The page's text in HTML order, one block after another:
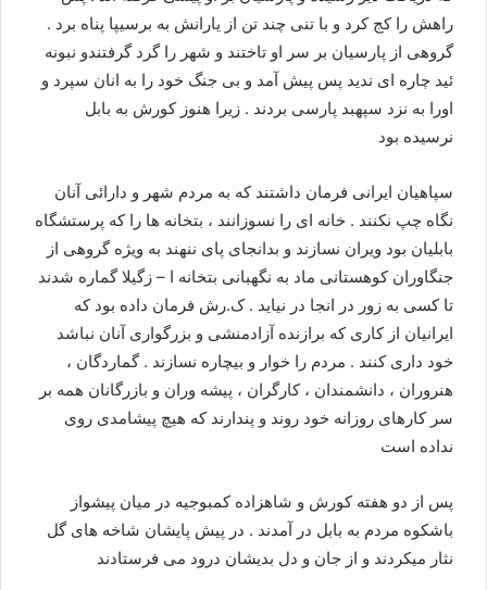
راهش را کج کرد و با تنی چند تن از یارانش به برسیپا پناه برد .
گروهی از پارسیان بر سر او تاختند و شهر را گرد گرفتندو نبونه
ئید چاره ای ندید پس پیش آمد و بی جنگ خود را به انان سپرد و
اورا به نزد سپهبد پارسی بردند . زیرا هنوز کورش به بابل
نرسیده بود
سپاهیان ایرانی فرمان داشتند که به مردم شهر و دارائی آنان
نگاه چپ نکنند . خانه ای را نسوزانند ، بتخانه ها را که پرستشگاه
بابلیان بود ویران نسازند و بدانجای پای ننهند به ویژه گروهی از
جنگاوران کوهستانی ماد به نگهبانی بتخانه ا – زگیلا گماره شدند
تا کسی به زور در انجا در نیاید . ک.رش فرمان داده بود که
ایرانیان از کاری که برازنده آزادمنشی و بزرگواری آنان نباشد
خود داری کنند . مردم را خوار و بیچاره نسازند . گماردگان ،
هنروران ، دانشمندان ، کارگران ، پیشه وران و بازرگانان همه بر
سر کارهای روزانه خود روند و پندارند که هیچ پیشامدی روی
نداده است
پس از دو هفته کورش و شاهزاده کمبوجیه در میان پیشواز
باشکوه مردم به بابل در آمدند . در پیش پایشان شاخه های گل
نثار میکردند و از جان و دل بدیشان درود می فرستادند